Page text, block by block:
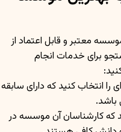
معتبر و قابل اعتماد از
برای خدمات انجام
کنید که دارای سابقه
باشد.
کارشناسان آن موسسه در